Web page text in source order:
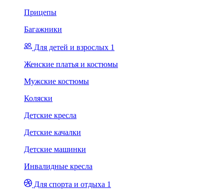
Прицепы
Багажники
Для детей и взрослых 1
Женские платья и костюмы
Мужские костюмы
Коляски
Детские кресла
Детские качалки
Детские машинки
Инвалидные кресла
Для спорта и отдыха 1